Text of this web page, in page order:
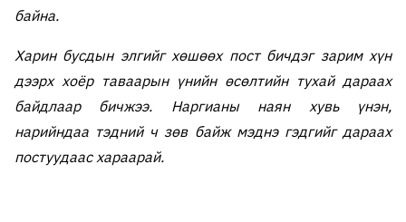
байна.
Харин бусдын элгийг хөшөөх пост бичдэг зарим хүн
дээрх хоёр таваарын үнийн өсөлтийн тухай дараах
байдлаар бичжээ. Наргианы наян хувь үнэн,
нарийндаа тэдний ч зөв байж мэднэ гэдгийг дараах
постуудаас хараарай.